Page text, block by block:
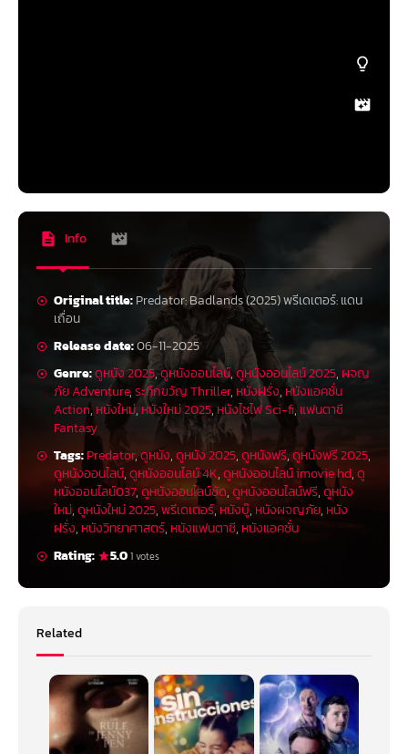
Info
Original title:Predator: Badlands (2025) พรีเดเตอร์: แดน
เถื่อน
Release date:06-11-2025
Genre:ดูหนัง 2025,ดูหนังออนไลน์,ดูหนังออนไลน์ 2025, ผจญ
ภัย Adventure,ระทึกขวัญ Thriller, หนังฝรั่ง, หนังแอคชั่น
Action, หนังใหม่, หนังใหม่ 2025, หนังไซไฟ Sci-fi, แฟนตาซี
Fantasy
Tags:Predator,ดูหนัง,ดูหนัง 2025,ดูหนังฟรี,ดูหนังฟรี 2025,
ดูหนังออนไลน์,ดูหนังออนไลน์ 4K,ดูหนังออนไลน์ imovie hd,ดู
หนังออนไลน์037,ดูหนังออนไลน์ชัด,ดูหนังออนไลน์ฟรี,ดูหนัง
ใหม่,ดูหนังใหม่ 2025,พรีเดเตอร์,หนังบู๊,หนังผจญภัย, หนัง
ฝรั่ง, หนังวิทยาศาสตร์, หนังแฟนตาซี, หนังแอคชั่น
Rating:
5.01 votes
Related